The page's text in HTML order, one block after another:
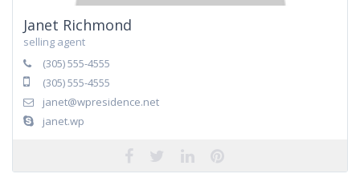
Janet Richmond
selling agent
(305) 555-4555
(305) 555-4555
janet@wpresidence.net
janet.wp